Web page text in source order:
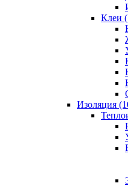
Клеи
Изоляция